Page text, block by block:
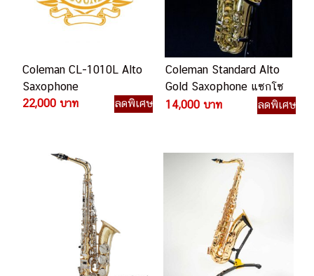
Coleman CL-1010L Alto
Saxophone
22,000 บาท
ลดพิเศษ
Coleman Standard Alto
Gold Saxophone แซกโซ
โฟน
14,000 บาท ลดพิเศษ